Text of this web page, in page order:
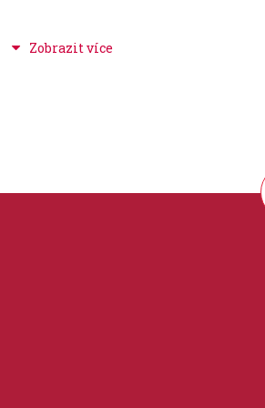
systém "QuickExcape"
digitálního piána využívá AWM stereo